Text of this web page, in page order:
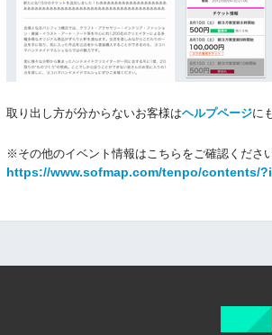
取り出し方が分からないお客様はヘルプページに
※その他のイベント情報はこちらをご確認ください
https://www.sofmap.com/tenpo/contents/